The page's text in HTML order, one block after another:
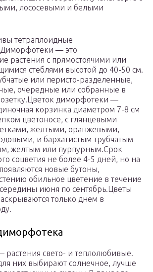
лососевыми и белыми
тетраплоидные
— это
растения с прямостоячими или
стеблями высотой до 40-50 см.
или перисто-разделенные,
очередные или собранные в
диморфотеки —
корзинка диаметром 7-8 см
цветоносе, с глянцевыми
желтыми, оранжевыми,
и бархатистым трубчатым
желтым или пурпурным.Срок
соцветия не более 4-5 дней, но на
новые бутоны,
обильное цветение в течение
июня по сентябрь.Цветы
только днем в
свето- и теплолюбивые.
них выбирают солнечное, лучше